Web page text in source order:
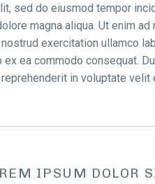
sed do eiusmod tempor
magna aliqua. Ut enim ad
exercitation ullamco
ex ea commodo consequat.
in voluptate velit
IPSUM DOLOR